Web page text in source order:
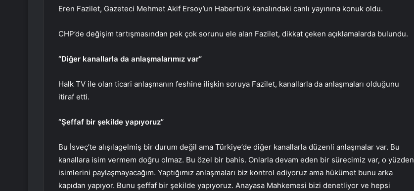
Eren Fazilet, Gazeteci Mehmet Akif Ersoy’un Habertürk kanalındaki canlı yayınına konuk oldu.
CHP’de değişim tartışmasından pek çok sorunu ele alan Fazilet, dikkat çeken açıklamalarda bulundu.
“Diğer kanallarla da anlaşmalarımız var”
Halk TV ile olan ticari anlaşmanın feshine ilişkin soruya Fazilet, kanallarla da anlaşmaları olduğunu
itiraf etti.
“Şeffaf bir şekilde yapıyoruz”
Bu İsveç’te alışılagelmiş bir durum değil ama Türkiye’de diğer kanallarla düzenli anlaşmalar var. Bu
kanallara isim vermem doğru olmaz. Bu özel bir bahis. Onlarla devam eden bir sürecimiz var, o yüzden
isimlerini paylaşmayacağım. Yaptığımız anlaşmaları biz kontrol ediyoruz ama hükümet bunu arka
kapıdan yapıyor. Bunu şeffaf bir şekilde yapıyoruz. Anayasa Mahkemesi bizi denetliyor ve hepsi